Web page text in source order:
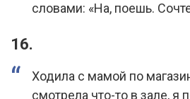
словами: «На, поешь.
16.
Ходила с мамой по
смотрела что-то в зале, я